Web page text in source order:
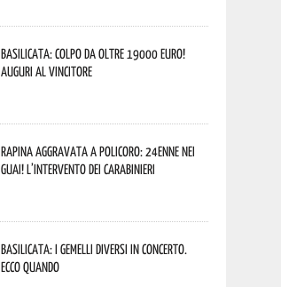
Basilicata: colpo da oltre 19000 Euro!
Auguri al vincitore
Rapina aggravata a Policoro: 24enne nei
guai! L’intervento dei Carabinieri
Basilicata: i Gemelli DiVersi in concerto.
Ecco quando